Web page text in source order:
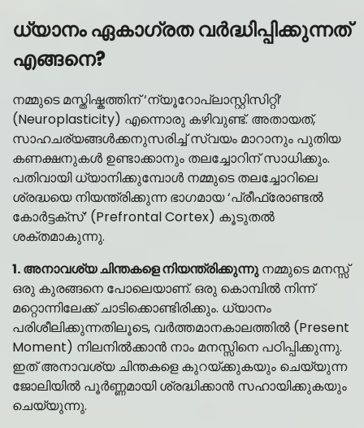
ധ്യാനം ഏകാഗ്രത വർദ്ധിപ്പിക്കുന്നത്
എങ്ങനെ?
നമ്മുടെ മസ്തിഷ്കത്തിന് ‘ന്യൂറോപ്ലാസ്റ്റിസിറ്റി’
(Neuroplasticity) എന്നൊരു കഴിവുണ്ട്. അതായത്,
സാഹചര്യങ്ങൾക്കനുസരിച്ച് സ്വയം മാറാനും പുതിയ
കണക്ഷനുകൾ ഉണ്ടാക്കാനും തലച്ചോറിന് സാധിക്കും.
പതിവായി ധ്യാനിക്കുമ്പോൾ നമ്മുടെ തലച്ചോറിലെ
ശ്രദ്ധയെ നിയന്ത്രിക്കുന്ന ഭാഗമായ ‘പ്രീഫ്രോണ്ടൽ
കോർട്ടക്സ്’ (Prefrontal Cortex) കൂടുതൽ
ശക്തമാകുന്നു.
1. അനാവശ്യ ചിന്തകളെ നിയന്ത്രിക്കുന്നുനമ്മുടെ മനസ്സ്
ഒരു കുരങ്ങനെ പോലെയാണ്. ഒരു കൊമ്പിൽ നിന്ന്
മറ്റൊന്നിലേക്ക് ചാടിക്കൊണ്ടിരിക്കും. ധ്യാനം
പരിശീലിക്കുന്നതിലൂടെ, വർത്തമാനകാലത്തിൽ (Present
Moment) നിലനിൽക്കാൻ നാം മനസ്സിനെ പഠിപ്പിക്കുന്നു.
ഇത് അനാവശ്യ ചിന്തകളെ കുറയ്ക്കുകയും ചെയ്യുന്ന
ജോലിയിൽ പൂർണ്ണമായി ശ്രദ്ധിക്കാൻ സഹായിക്കുകയും
ചെയ്യുന്നു.